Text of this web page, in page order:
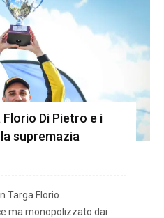
Florio Di Pietro e i
supremazia
Targa Florio
ma monopolizzato dai